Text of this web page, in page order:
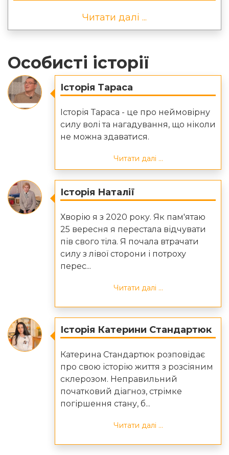
Читати далі ...
Особисті історії
Історія Тараса
Історія Тараса - це про неймовірну
силу волі та нагадування, що ніколи
не можна здаватися.
Читати далі ...
Історія Наталії
Хворію я з 2020 року. Як пам'ятаю
25 вересня я перестала відчувати
пів свого тіла. Я почала втрачати
силу з лівої сторони і потроху
перес...
Читати далі ...
Історія Катерини Стандартюк
Катерина Стандартюк розповідає
про свою історію життя з розсіяним
склерозом. Неправильний
початковий діагноз, стрімке
погіршення стану, б...
Читати далі ...